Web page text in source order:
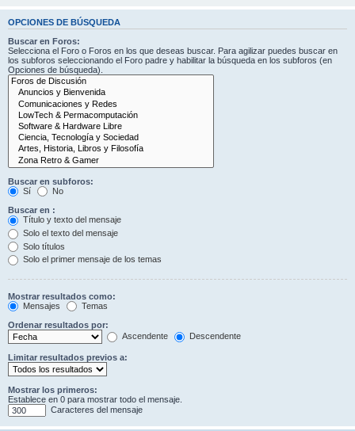
OPCIONES DE BÚSQUEDA
Buscar en Foros:
Selecciona el Foro o Foros en los que deseas buscar. Para agilizar puedes buscar en
los subforos seleccionando el Foro padre y habilitar la búsqueda en los subforos (en
Opciones de búsqueda).
Buscar en subforos:
Sí
No
Buscar en :
Título y texto del mensaje
Solo el texto del mensaje
Solo títulos
Solo el primer mensaje de los temas
Mostrar resultados como:
Mensajes
Temas
Ordenar resultados por:
Ascendente
Descendente
Limitar resultados previos a:
Mostrar los primeros:
Establece en 0 para mostrar todo el mensaje.
Caracteres del mensaje